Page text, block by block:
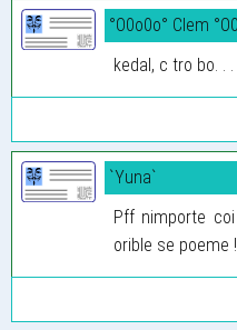
°O0o0o° Clem
kedal, c tro bo. . . .
`Yuna`
Pff nimporte
orible se poeme !